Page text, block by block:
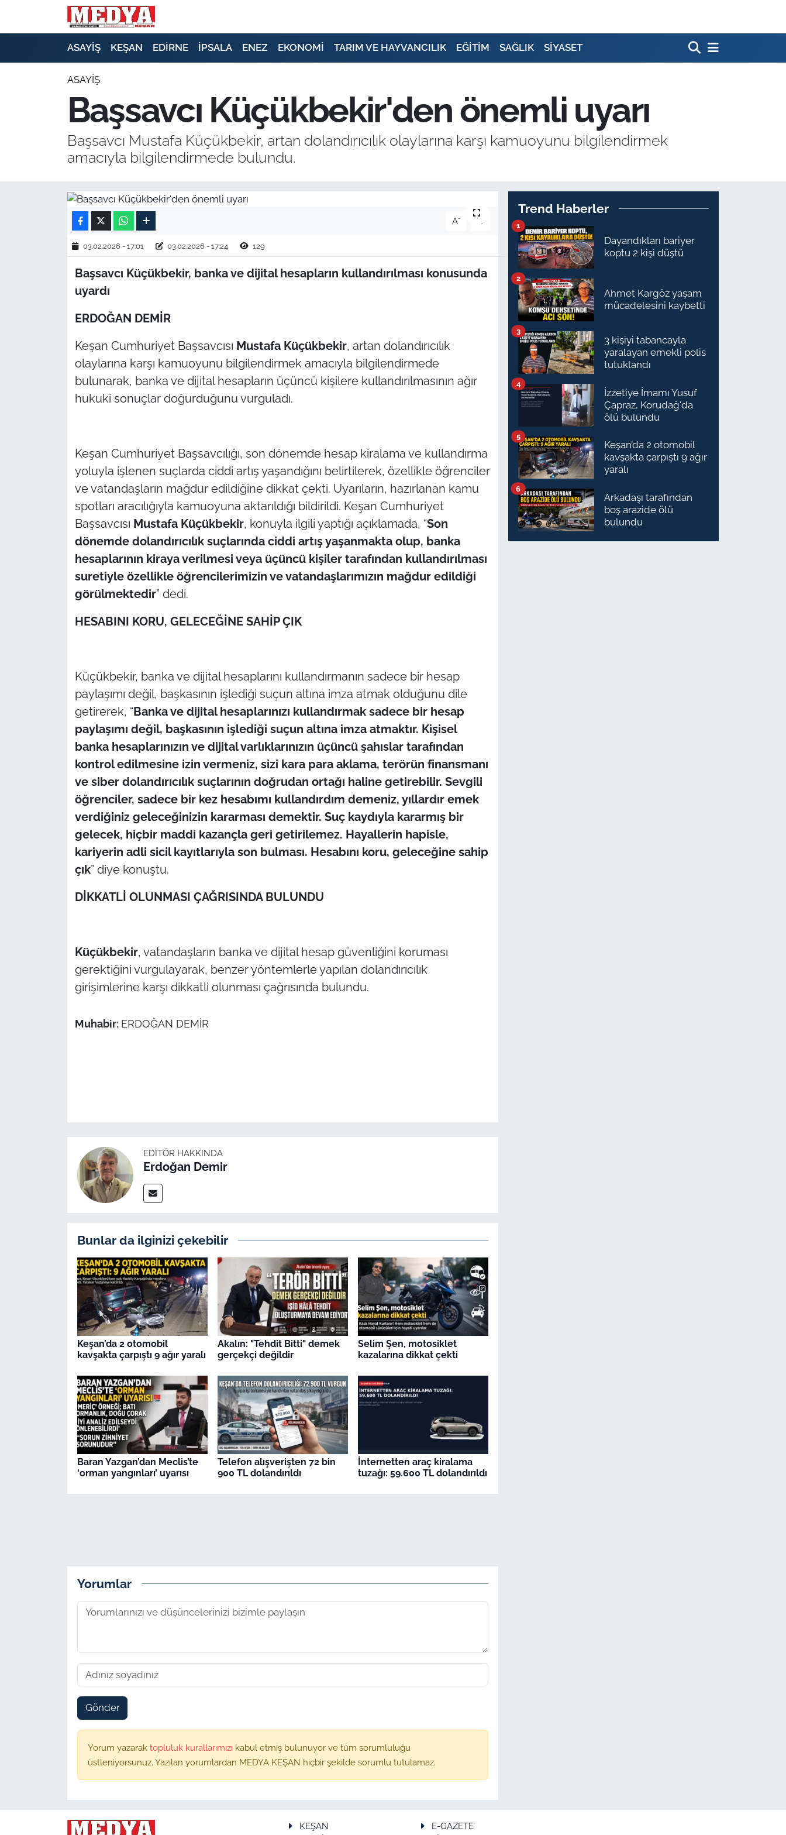
ASAYİŞ KEŞAN EDİRNE İPSALA ENEZ EKONOMİ TARIM VE HAYVANCILIK EĞİTİM SAĞLIK SİYASET
ASAYİŞ
Başsavcı Küçükbekir'den önemli uyarı
Başsavcı Mustafa Küçükbekir, artan dolandırıcılık olaylarına karşı kamuoyunu bilgilendirmek
amacıyla bilgilendirmede bulundu.
A-
03.02.2026 - 17:01 03.02.2026 - 17:24 129
Başsavcı Küçükbekir, banka ve dijital hesapların kullandırılması konusunda
uyardı
ERDOĞAN DEMİR
Keşan Cumhuriyet Başsavcısı Mustafa Küçükbekir, artan dolandırıcılık
olaylarına karşı kamuoyunu bilgilendirmek amacıyla bilgilendirmede
bulunarak, banka ve dijital hesapların üçüncü kişilere kullandırılmasının ağır
hukuki sonuçlar doğurduğunu vurguladı.
Keşan Cumhuriyet Başsavcılığı, son dönemde hesap kiralama ve kullandırma
yoluyla işlenen suçlarda ciddi artış yaşandığını belirtilerek, özellikle öğrenciler
ve vatandaşların mağdur edildiğine dikkat çekti. Uyarıların, hazırlanan kamu
spotları aracılığıyla kamuoyuna aktarıldığı bildirildi. Keşan Cumhuriyet
Başsavcısı Mustafa Küçükbekir, konuyla ilgili yaptığı açıklamada, “Son
dönemde dolandırıcılık suçlarında ciddi artış yaşanmakta olup, banka
hesaplarının kiraya verilmesi veya üçüncü kişiler tarafından kullandırılması
suretiyle özellikle öğrencilerimizin ve vatandaşlarımızın mağdur edildiği
görülmektedir” dedi.
HESABINI KORU, GELECEĞİNE SAHİP ÇIK
Küçükbekir, banka ve dijital hesaplarını kullandırmanın sadece bir hesap
paylaşımı değil, başkasının işlediği suçun altına imza atmak olduğunu dile
getirerek, “Banka ve dijital hesaplarınızı kullandırmak sadece bir hesap
paylaşımı değil, başkasının işlediği suçun altına imza atmaktır. Kişisel
banka hesaplarınızın ve dijital varlıklarınızın üçüncü şahıslar tarafından
kontrol edilmesine izin vermeniz, sizi kara para aklama, terörün finansmanı
ve siber dolandırıcılık suçlarının doğrudan ortağı haline getirebilir. Sevgili
öğrenciler, sadece bir kez hesabımı kullandırdım demeniz, yıllardır emek
verdiğiniz geleceğinizin kararması demektir. Suç kaydıyla kararmış bir
gelecek, hiçbir maddi kazançla geri getirilemez. Hayallerin hapisle,
kariyerin adli sicil kayıtlarıyla son bulması. Hesabını koru, geleceğine sahip
çık” diye konuştu.
DİKKATLİ OLUNMASI ÇAĞRISINDA BULUNDU
Küçükbekir, vatandaşların banka ve dijital hesap güvenliğini koruması
gerektiğini vurgulayarak, benzer yöntemlerle yapılan dolandırıcılık
girişimlerine karşı dikkatli olunması çağrısında bulundu.
Muhabir: ERDOĞAN DEMİR
EDITÖR HAKKINDA
Erdoğan Demir
Bunlar da ilginizi çekebilir
Keşan’da 2 otomobil
kavşakta çarpıştı 9 ağır yaralı
Akalın: "Tehdit Bitti" demek
gerçekçi değildir
Selim Şen, motosiklet
kazalarına dikkat çekti
Baran Yazgan’dan Meclis’te
‘orman yangınları’ uyarısı
Telefon alışverişten 72 bin
900 TL dolandırıldı
İnternetten araç kiralama
tuzağı: 59.600 TL dolandırıldı
Yorumlar
Gönder
Yorum yazarak topluluk kurallarımızı kabul etmiş bulunuyor ve tüm sorumluluğu
üstleniyorsunuz. Yazılan yorumlardan MEDYA KEŞAN hiçbir şekilde sorumlu tutulamaz.
Trend Haberler
Dayandıkları bariyer
koptu 2 kişi düştü
1
Ahmet Kargöz yaşam
mücadelesini kaybetti
2
3 kişiyi tabancayla
yaralayan emekli polis
tutuklandı
3
İzzetiye İmamı Yusuf
Çapraz, Korudağ'da
ölü bulundu
4
Keşan’da 2 otomobil
kavşakta çarpıştı 9 ağır
yaralı
5
Arkadaşı tarafından
boş arazide ölü
bulundu
6
KEŞAN
E-GAZETE
E-GAZETE
SİYASET
GÜNDEM
EKONOMİ
EĞİTİM
TARIM VE HAYVANCILIK
KÜLTÜR SANAT
RESMİ İLAN
KIRKLARELİ
ÇANAKKALE
TÜRKİYE
Flaş Haber
Dış Haberler
Bilim Teknoloji
English News
Gündem-Eğitim